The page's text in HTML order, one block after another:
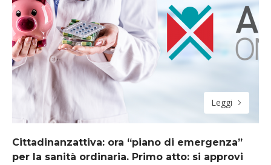
Leggi
Cittadinanzattiva: ora “piano di emergenza”
per la sanità ordinaria. Primo atto: si approvi